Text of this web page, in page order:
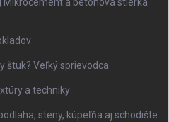
štuk? Veľký sprievodca
a techniky
steny, kúpeľňa aj schodište